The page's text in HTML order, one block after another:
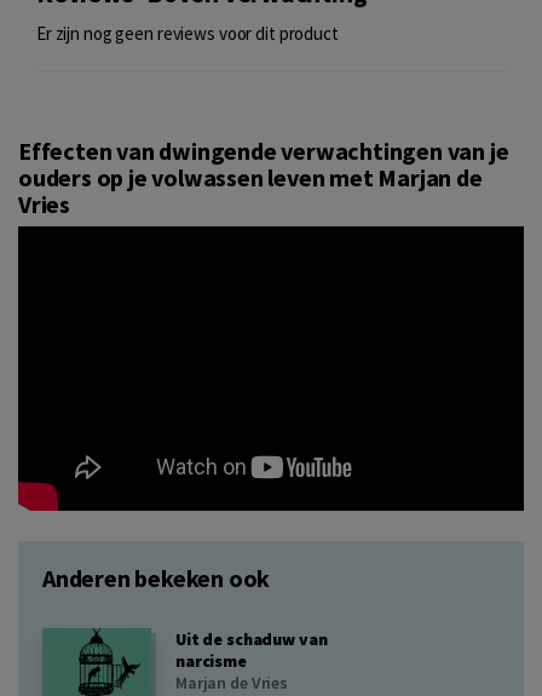
Er zijn nog geen reviews voor dit product
Effecten van dwingende verwachtingen van je
ouders op je volwassen leven met Marjan de
Vries
Anderen bekeken ook
Uit de schaduw van
narcisme
Marjan de Vries